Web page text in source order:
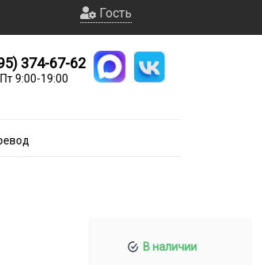
Гость
374-67-62
9:00-19:00
В наличии